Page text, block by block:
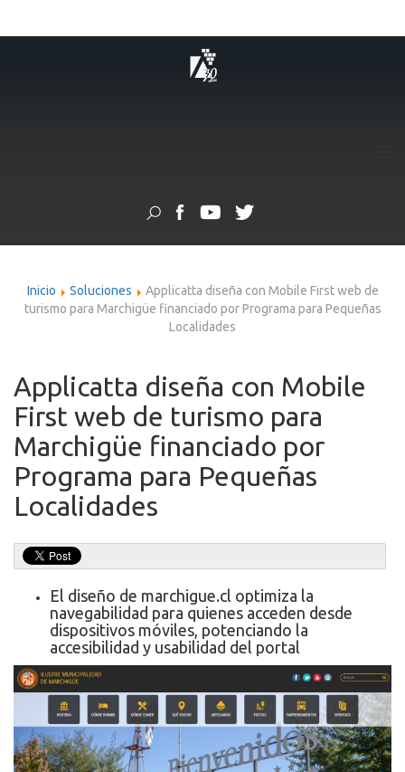
Inicio Soluciones
Applicatta diseña con Mobile First web de
turismo para Marchigüe financiado por Programa para Pequeñas
Localidades
Applicatta diseña con Mobile
First web de turismo para
Marchigüe financiado por
Programa para Pequeñas
Localidades
El diseño de marchigue.cl optimiza la
navegabilidad para quienes acceden desde
dispositivos móviles, potenciando la
accesibilidad y usabilidad del portal